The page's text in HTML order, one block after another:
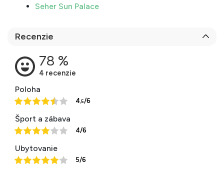
Seher Sun Palace
Recenzie
Poloha
4,5/6
Šport a zábava
4/6
Ubytovanie
5/6